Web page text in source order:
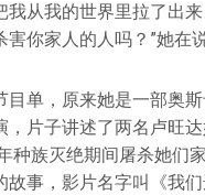
我从我的世界里拉了出来
害你家人的人吗？”她在
目单，原来她是一部奥
，片子讲述了两名卢旺
种族灭绝期间屠杀她们
故事，影片名字叫《我